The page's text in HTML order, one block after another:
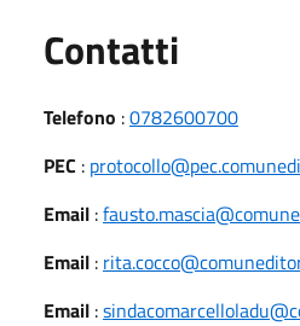
Contatti
Telefono :0782600700
PEC :
Email :
Email :
Email :